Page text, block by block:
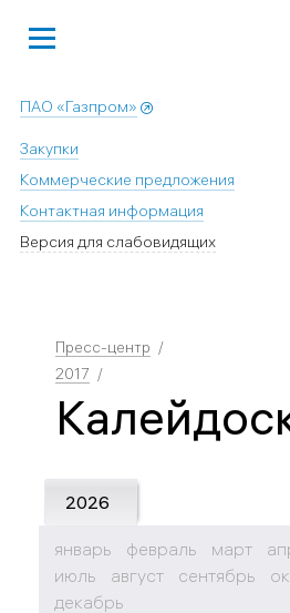
ПАО «Газпром»
Закупки
Коммерческие предложения
Контактная информация
Версия для слабовидящих
Пресс-центр
2017
2026
январь февраль март
июль
август сентябрь
декабрь